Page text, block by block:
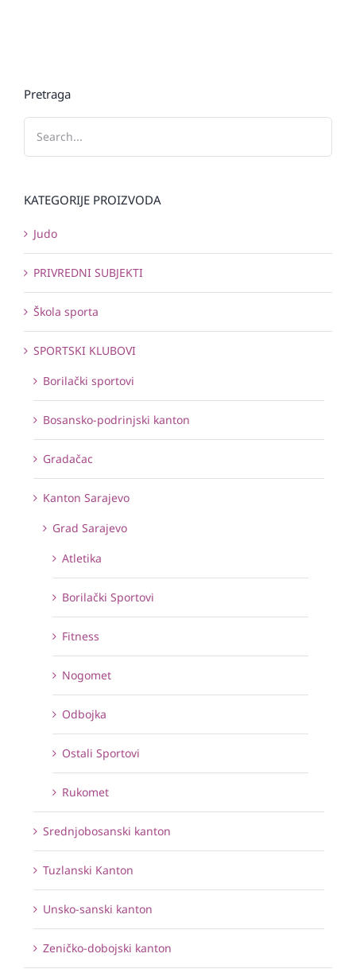
Pretraga
KATEGORIJE PROIZVODA
Judo
PRIVREDNI SUBJEKTI
Škola sporta
SPORTSKI KLUBOVI
Borilački sportovi
Bosansko-podrinjski kanton
Gradačac
Kanton Sarajevo
Grad Sarajevo
Atletika
Borilački Sportovi
Fitness
Nogomet
Odbojka
Ostali Sportovi
Rukomet
Srednjobosanski kanton
Tuzlanski Kanton
Unsko-sanski kanton
Zeničko-dobojski kanton